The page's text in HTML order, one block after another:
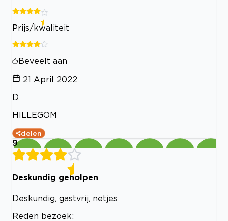
Prijs/kwaliteit
Beveelt aan
21 April 2022
D.
HILLEGOM
delen
9
Deskundig geholpen
Deskundig, gastvrij, netjes
Reden bezoek: